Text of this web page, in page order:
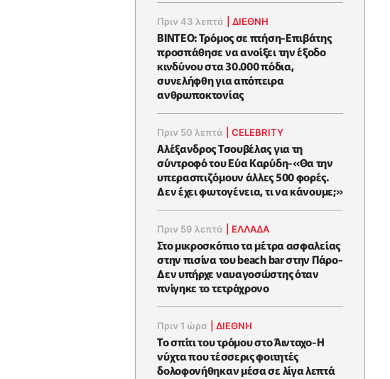
Πριν 43 λεπτά |ΔΙΕΘΝΗ
ΒΙΝΤΕΟ: Τρόμος σε πτήση-Επιβάτης
προσπάθησε να ανοίξει την έξοδο
κινδύνου στα 30.000 πόδια,
συνελήφθη για απόπειρα
ανθρωποκτονίας
Πριν 50 λεπτά |CELEBRITY
Αλέξανδρος Τσουβέλας για τη
σύντροφό του Εύα Καρύδη-«Θα την
υπερασπιζόμουν άλλες 500 φορές.
Δεν έχει φωτογένεια, τι να κάνουμε;»
Πριν 59 λεπτά ΕΛΛΑΔΑ
Στο μικροσκόπιο τα μέτρα ασφαλείας
στην πισίνα του beach bar στην Πάρο-
Δεν υπήρχε ναυαγοσώστης όταν
πνίγηκε το τετράχρονο
Πριν 1 ώρα |ΔΙΕΘΝΗ
Το σπίτι του τρόμου στο Άινταχο-Η
νύχτα που τέσσερις φοιτητές
δολοφονήθηκαν μέσα σε λίγα λεπτά